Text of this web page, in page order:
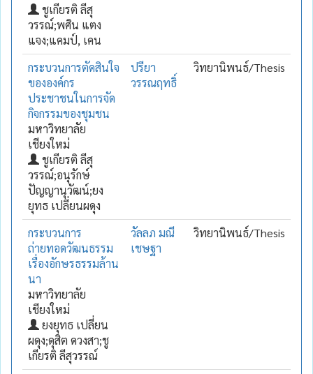
ชูเกียรติ ลีสุ
วรรณ์;พศิน แตง
แจง;แคมป์, เคน
กระบวนการตัดสินใจ
ขององค์กร
ประชาชนในการจัด
กิจกรรมของชุมชน
มหาวิทยาลัย
เชียงใหม่
ชูเกียรติ ลีสุ
วรรณ์;อนุรักษ์
ปัญญานุวัฒน์;ยง
ยุทธ เปลี่ยนผดุง
ปรียา
วรรณฤทธิ์
วิทยานิพนธ์/Thesis
กระบวนการ
ถ่ายทอดวัฒนธรรม
เรื่องอักษรธรรมล้าน
นา
มหาวิทยาลัย
เชียงใหม่
ยงยุทธ เปลี่ยน
ผดุง;ดุสิต ดวงสา;ชู
เกียรติ ลีสุวรรณ์
วัลลภ มณี
เชษฐา
วิทยานิพนธ์/Thesis